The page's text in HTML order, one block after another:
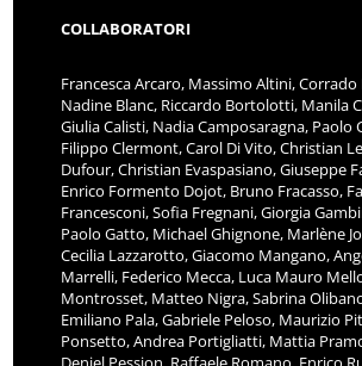
COLLABORATORI
Francesca Arcaro, Massimo Altini, Corrado
Nadine Blanc, Riccardo Bortolotti, Manila
Giulia Calisti, Nadia Camposaragna, Paolo
Filippo Clermont, Carol Di Vito, Christian
Dufour, Christian Evaspasiano, Giuseppe
Enrico Formento Dojot, Bruno Fracasso,
Francesconi, Sofia Fregnani, Giorgia
Paolo Gatto, Michael Ghignone, Marlène
Cecilia Lazzarotto, Giacomo Mangano,
Marrelli, Federico Mecca, Luca Mauro
Montrosset, Matteo Nigra, Sabrina
Emiliano Pala, Gabriele Peloso, Maurizio
Ponsetto, Andrea Portigliatti, Mattia